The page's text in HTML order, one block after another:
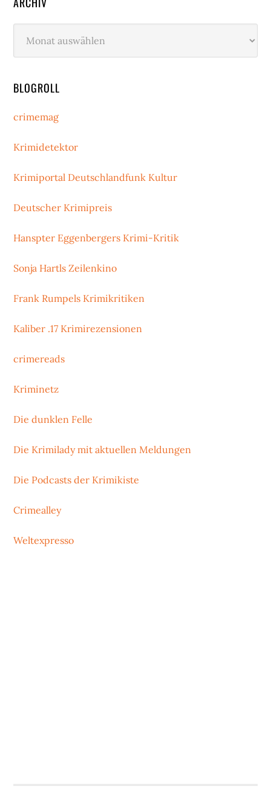
BLOGROLL
crimemag
Krimidetektor
Krimiportal Deutschlandfunk Kultur
Deutscher Krimipreis
Hanspter Eggenbergers Krimi-Kritik
Sonja Hartls Zeilenkino
Frank Rumpels Krimikritiken
Kaliber .17 Krimirezensionen
crimereads
Kriminetz
Die dunklen Felle
Die Krimilady mit aktuellen Meldungen
Die Podcasts der Krimikiste
Crimealley
Weltexpresso